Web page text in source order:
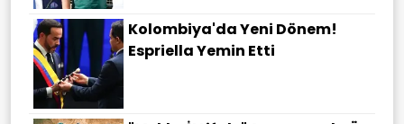
Kolombiya'da Yeni Dönem!
Espriella Yemin Etti